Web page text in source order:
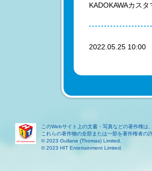
KADOKAWAカス
2022.05.25
このWebサイト上の文書・写真などの著作権
これらの著作物の全部または一部を著作権者の
© 2023 Gullane (Thomas) Limited.
© 2023 HIT Entertainment Limited.